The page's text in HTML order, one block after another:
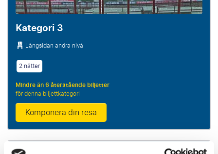
Kategori 3
Långsidan andra nivå
2 nätter
Mindre än 6 återstående biljetter
för denna biljettkategori
Komponera din resa